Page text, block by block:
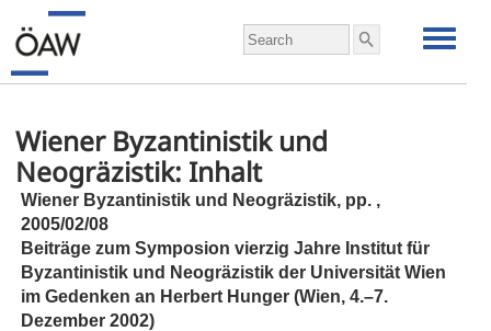
Wiener Byzantinistik und
Neogräzistik: Inhalt
Wiener Byzantinistik und Neogräzistik, pp. ,
2005/02/08
Beiträge zum Symposion vierzig Jahre Institut für
Byzantinistik und Neogräzistik der Universität Wien
im Gedenken an Herbert Hunger (Wien, 4.–7.
Dezember 2002)